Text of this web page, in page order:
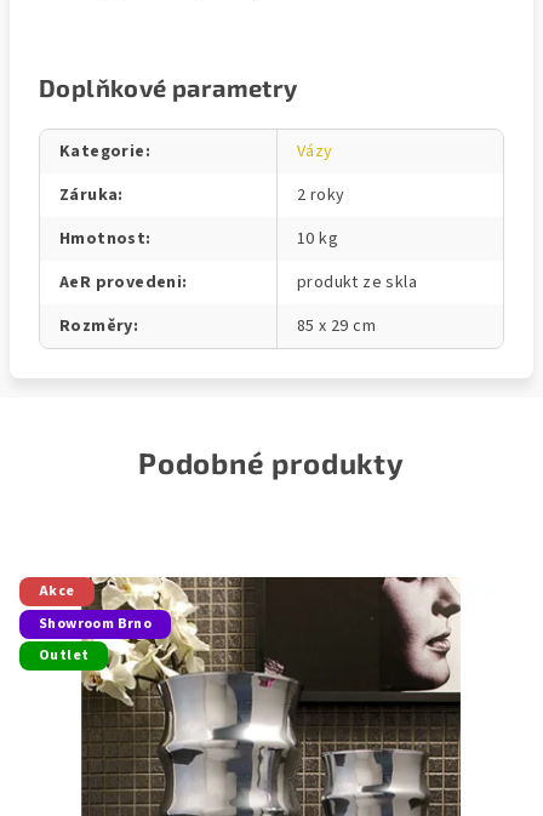
Doplňkové parametry
Kategorie:
Vázy
Záruka:
2 roky
Hmotnost:
10 kg
AeR provedeni:
produkt ze skla
Rozměry: 85 x 29 cm
Podobné produkty
Akce
Showroom Brno
Outlet